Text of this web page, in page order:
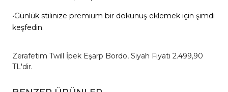
•Günlük stilinize premium bir dokunuş eklemek için şimdi
keşfedin.
Zerafetim Twill İpek Eşarp Bordo, Siyah Fiyatı 2.499,90
TL'dir.